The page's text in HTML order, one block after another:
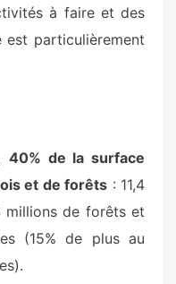
à faire et des
particulièrement
40% de la surface
et de forêts : 11,4
millions de forêts et
(15% de plus au